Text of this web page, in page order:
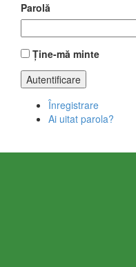
Parolă
Ține-mă minte
Autentificare
Înregistrare
Ai uitat parola?